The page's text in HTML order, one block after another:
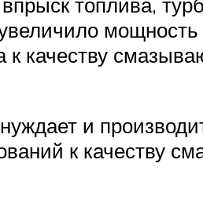
к качеству
и
к качеству